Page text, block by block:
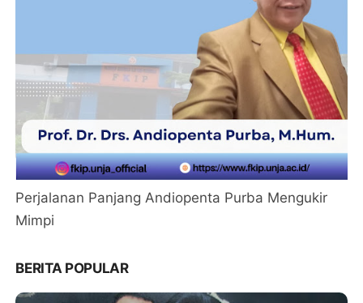
Perjalanan Panjang Andiopenta Purba Mengukir
Mimpi
BERITA POPULAR